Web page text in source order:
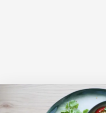
mere om Grøn karry med